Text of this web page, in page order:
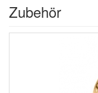
Zubehör